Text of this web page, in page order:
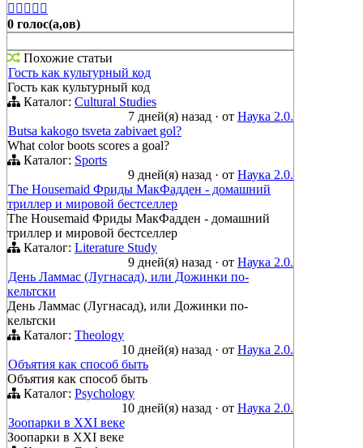
    
0 голос(а,ов)
Похожие статьи
Гость как культурный код
Гость как культурный код
Каталог: Cultural Studies
7 дней(я) назад · от Наука 2.0.
Butsa kakogo tsveta zabivaet gol?
What color boots scores a goal?
Каталог: Sports
9 дней(я) назад · от Наука 2.0.
The Housemaid Фриды МакФадден - домашний
триллер и мировой бестселлер
The Housemaid Фриды МакФадден - домашний
триллер и мировой бестселлер
Каталог: Literature Study
9 дней(я) назад · от Наука 2.0.
День Ламмас (Лугнасад), или Дожинки по-
кельтски
День Ламмас (Лугнасад), или Дожинки по-
кельтски
Каталог: Theology
10 дней(я) назад · от Наука 2.0.
Объятия как способ быть
Объятия как способ быть
Каталог: Psychology
10 дней(я) назад · от Наука 2.0.
Зоопарки в ХХI веке
Зоопарки в XXI веке